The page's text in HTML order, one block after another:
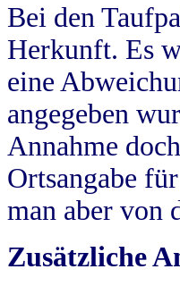
Bei den
Herkunft. Es
eine
angegeben
Annahme
Ortsangabe
man aber von
Zusätzliche